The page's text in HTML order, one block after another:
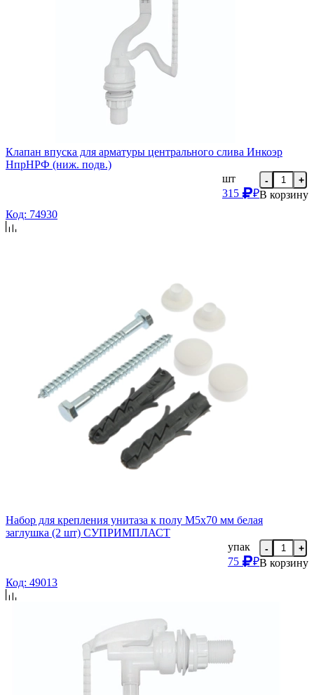
Клапан впуска для арматуры центрального слива Инкоэр
НпрНРФ (ниж. подв.)
шт
315
₽
- +
В корзину
Код: 74930
Набор для крепления унитаза к полу М5х70 мм белая
заглушка (2 шт) СУПРИМПЛАСТ
упак
75
₽
- +
В корзину
Код: 49013